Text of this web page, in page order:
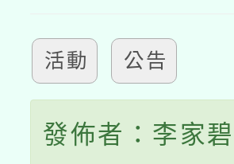
活動 公告
發佈者：李家碧